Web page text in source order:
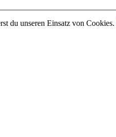
du unseren Einsatz von Cookies.